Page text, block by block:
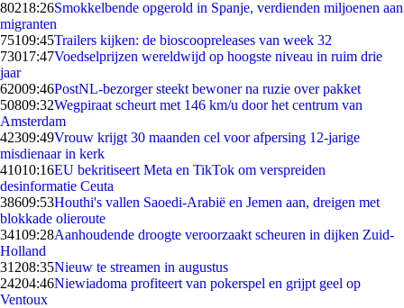
80218:26Smokkelbende opgerold in Spanje, verdienden miljoenen aan
migranten
75109:45Trailers kijken: de bioscoopreleases van week 32
73017:47Voedselprijzen wereldwijd op hoogste niveau in ruim drie
jaar
62009:46PostNL-bezorger steekt bewoner na ruzie over pakket
50809:32Wegpiraat scheurt met 146 km/u door het centrum van
Amsterdam
42309:49Vrouw krijgt 30 maanden cel voor afpersing 12-jarige
misdienaar in kerk
41010:16EU bekritiseert Meta en TikTok om verspreiden
desinformatie Ceuta
38609:53Houthi's vallen Saoedi-Arabië en Jemen aan, dreigen met
blokkade olieroute
34109:28Aanhoudende droogte veroorzaakt scheuren in dijken Zuid-
Holland
31208:35Nieuw te streamen in augustus
24204:46Niewiadoma profiteert van pokerspel en grijpt geel op
Ventoux